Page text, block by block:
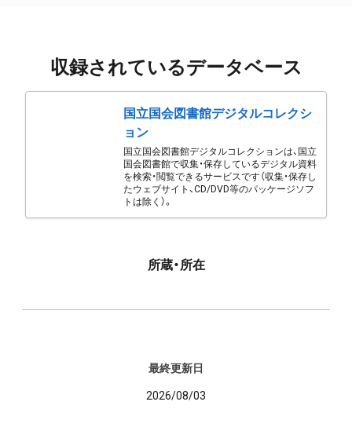
収録されているデータベース
国立国会図書館デジタルコレクシ
ョン
国立国会図書館デジタルコレクションは、国立
国会図書館で収集・保存しているデジタル資料
を検索・閲覧できるサービスです（収集・保存し
たウェブサイト、CD/DVD等のパッケージソフ
トは除く）。
所蔵・所在
最終更新日
2026/08/03